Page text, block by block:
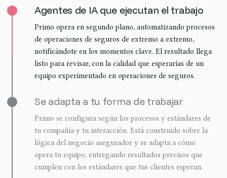
Agentes de IA que ejecutan el trabajo
Primo opera en segundo plano, automatizando procesos
de operaciones de seguros de extremo a extremo,
notificándote en los momentos clave. El resultado llega
listo para revisar, con la calidad que esperarías de un
equipo experimentado en operaciones de seguros.
Se adapta a tu forma de trabajar
Primo se configura según los procesos y estándares de
tu compañía y tu interacción. Está construido sobre la
lógica del negocio asegurador y se adapta a cómo
opera tu equipo, entregando resultados precisos que
cumplen con los estándares que tus clientes esperan.